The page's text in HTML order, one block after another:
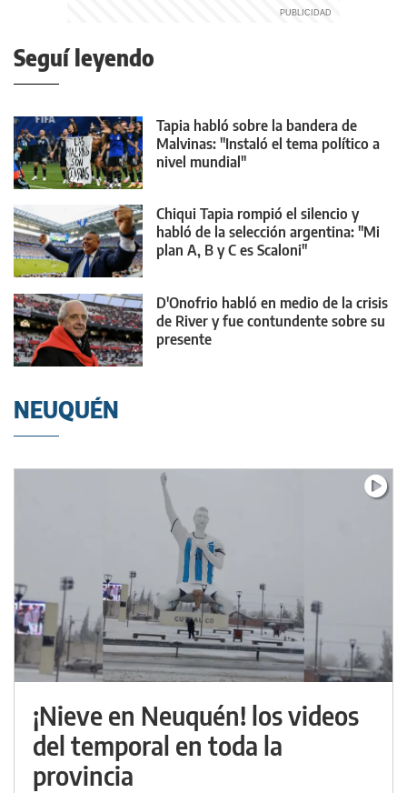
Seguí leyendo
Tapia habló sobre la bandera de
Malvinas: "Instaló el tema político a
nivel mundial"
Chiqui Tapia rompió el silencio y
habló de la selección argentina: "Mi
plan A, B y C es Scaloni"
D'Onofrio habló en medio de la crisis
de River y fue contundente sobre su
presente
NEUQUÉN
¡Nieve en Neuquén! los videos
del temporal en toda la
provincia